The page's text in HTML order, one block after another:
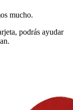
mucho.
podrás ayudar